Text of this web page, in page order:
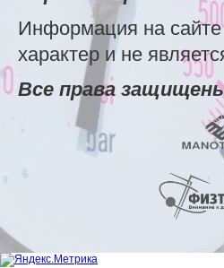
Информация на
характер и не
Все права